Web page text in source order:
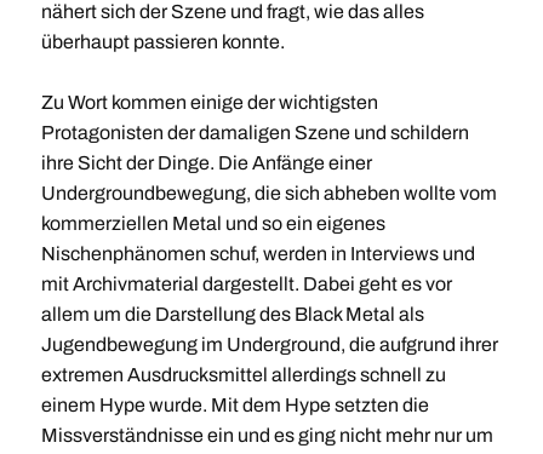
nähert sich der Szene und fragt, wie das alles
überhaupt passieren konnte.
Zu Wort kommen einige der wichtigsten
Protagonisten der damaligen Szene und schildern
ihre Sicht der Dinge. Die Anfänge einer
Undergroundbewegung, die sich abheben wollte vom
kommerziellen Metal und so ein eigenes
Nischenphänomen schuf, werden in Interviews und
mit Archivmaterial dargestellt. Dabei geht es vor
allem um die Darstellung des Black Metal als
Jugendbewegung im Underground, die aufgrund ihrer
extremen Ausdrucksmittel allerdings schnell zu
einem Hype wurde. Mit dem Hype setzten die
Missverständnisse ein und es ging nicht mehr nur um